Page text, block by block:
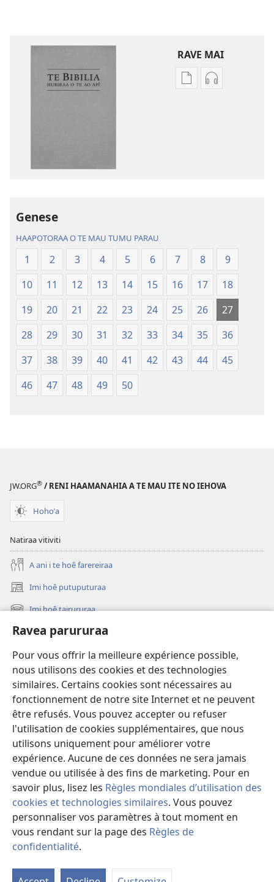
Ravea parururaa
Pour vous offrir la meilleure expérience possible,
nous utilisons des cookies et des technologies
similaires. Certains cookies sont nécessaires au
fonctionnement de notre site Internet et ne peuvent
être refusés. Vous pouvez accepter ou refuser
l'utilisation de cookies supplémentaires, que nous
utilisons uniquement pour améliorer votre
expérience. Aucune de ces données ne sera jamais
vendue ou utilisée à des fins de marketing. Pour en
savoir plus, lisez les Règles mondiales d’utilisation des
cookies et technologies similaires. Vous pouvez
personnaliser vos paramètres à tout moment en
vous rendant sur la page des Règles de
confidentialité.
RAVE MAI
No
o
ao
apî
No
Te
Bibilia,
Huriraa
ao
apî
Genese
HAAPOTORAA O TE MAU TUMU PARAU
1 2 3 4 5 6 7 8
9
10
11 12 13 14 15 16 17
18
19
20 21 22 23 24 25 26
27
28
29 30 31 32 33 34 35
36
37
38 39 40 41 42 43 44
45
46
47 48 49 50
JW.ORG® / RENI HAAMANAHIA A TE MAU ITE NO IEHOVA
Hohoˈa
Natiraa vitiviti
A ani i te hoê farereiraa
Imi hoê putuputuraa
(opens
new Imi hoê tairururaa
(opens
new
window)
Eaha te mea apî
Video
Maimiraa
Te mau ô
(opens
new
window)VAIRAA PAPAI NATIRARA Watchtower
(opens
new
window)JW Hub ®
(opens
new
window)
Copyright© 2026 Watch Tower Bible and Tract Society of Pennsylvania.
PARAU NO TE FAAOHIPARAA